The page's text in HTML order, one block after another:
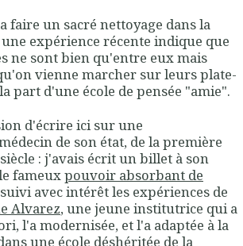
faire un sacré nettoyage dans la
expérience récente indique que
ne sont bien qu'entre eux mais
vienne marcher sur leurs plate-
part d'une école de pensée "amie".
d'écrire ici sur une
de son état, de la première
: j'avais écrit un billet à son
fameuxpouvoir absorbant de
avec intérêt les expériences de
Alvarez, une jeune institutrice qui a
l'a modernisée, et l'a adaptée à la
une école déshéritée de la